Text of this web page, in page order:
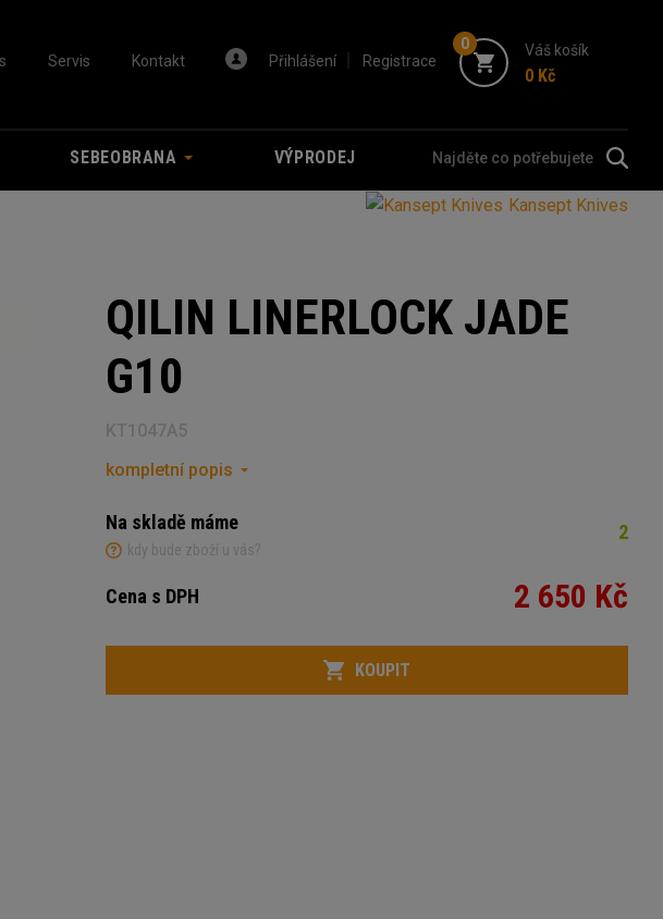
Servis Kontakt Přihlášení Registrace
0 Váš košík
0 Kč
SEBEOBRANA VÝPRODEJ
Kansept Knives
QILIN LINERLOCK JADE
G10
KT1047A5
kompletní popis
Na skladě máme
kdy bude zboží u vás?
2
Cena s DPH 2 650 Kč
Počet
KOUPIT